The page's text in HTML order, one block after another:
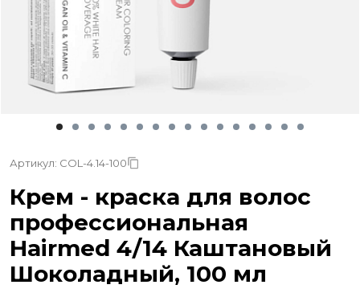
Артикул: COL-4.14-100
Крем - краска для волос
профессиональная
Hairmed 4/14 Каштановый
Шоколадный, 100 мл